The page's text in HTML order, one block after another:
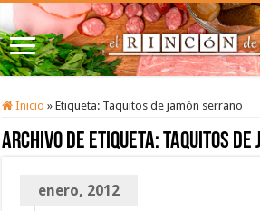
Inicio » Etiqueta: Taquitos de jamón serrano
Archivo de etiqueta:Taquitos
enero, 2012